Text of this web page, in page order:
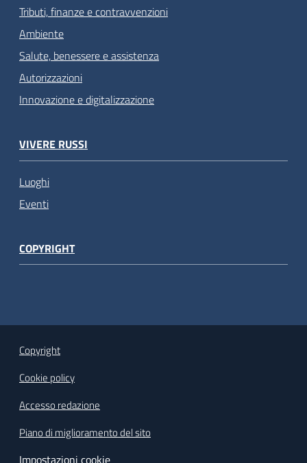
Tributi, finanze e contravvenzioni
Ambiente
Salute, benessere e assistenza
Autorizzazioni
Innovazione e digitalizzazione
VIVERE RUSSI
Luoghi
Eventi
COPYRIGHT
Copyright
Cookie policy
Accesso redazione
Piano di miglioramento del sito
Impostazioni cookie